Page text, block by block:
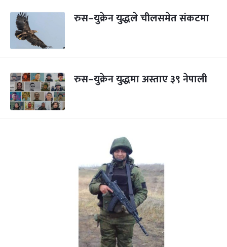
रुस–युक्रेन युद्धले चीलसमेत संकटमा
रुस–युक्रेन युद्धमा अस्ताए ३९ नेपाली